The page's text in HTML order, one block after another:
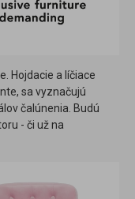
Hojdacie a líčiace
sa vyznačujú
čalúnenia. Budú
- či už na